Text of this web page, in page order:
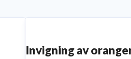
Invigning av